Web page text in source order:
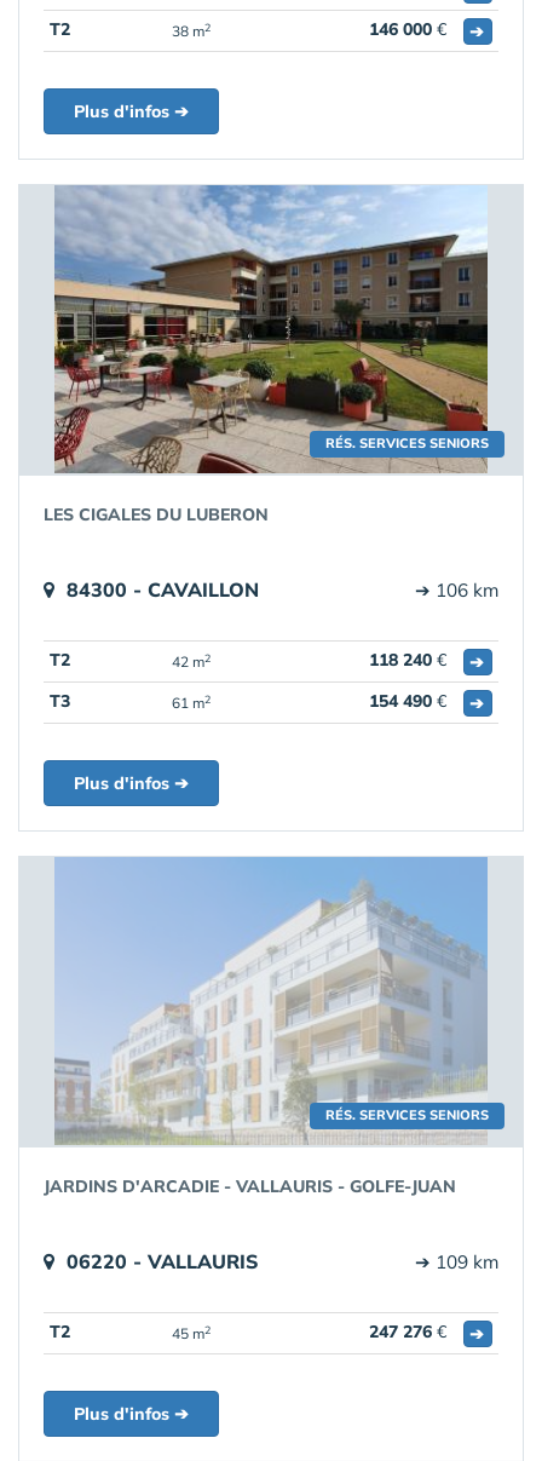
T2
38 m2 146 000 € ➔
Plus d'infos ➔
RÉS. SERVICES SENIORS
LES CIGALES DU LUBERON
84300 - CAVAILLON ➔ 106 km
T2 42 m2 118 240 €
➔
T3
61 m2 154 490 € ➔
Plus d'infos ➔
RÉS. SERVICES SENIORS
JARDINS D'ARCADIE - VALLAURIS - GOLFE-JUAN
06220 - VALLAURIS ➔ 109 km
T2 45 m2 247 276 € ➔
Plus d'infos ➔